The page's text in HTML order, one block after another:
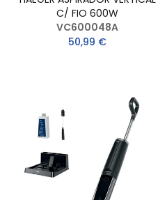
C/ FIO 600W
VC600048A
50,99 €